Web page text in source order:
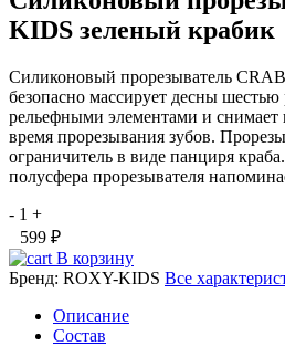
KIDS зеленый крабик
Силиконовый прорезыватель
безопасно массирует десны
рельефными элементами и
время прорезывания зубов.
ограничитель в виде панциря
полусфера прорезывателя
- 1 +
599 ₽
В корзину
Бренд: ROXY-KIDS Все
Описание
Состав